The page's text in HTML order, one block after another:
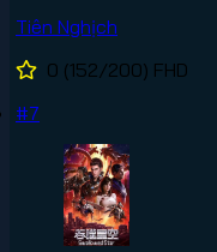
Tiên Nghịch
0 (152/200) FHD
#7